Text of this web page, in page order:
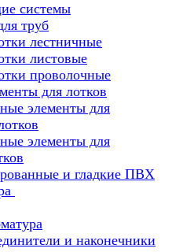
системы
труб
лестничные
листовые
проволочные
для лотков
элементы для
элементы для
и гладкие ПВХ
и наконечники